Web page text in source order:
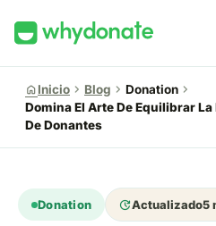
homeInicio chevron_right Blog chevron_right Donation chevron_right
Domina El Arte De Equilibrar
De Donantes
Donation updateActualizado5